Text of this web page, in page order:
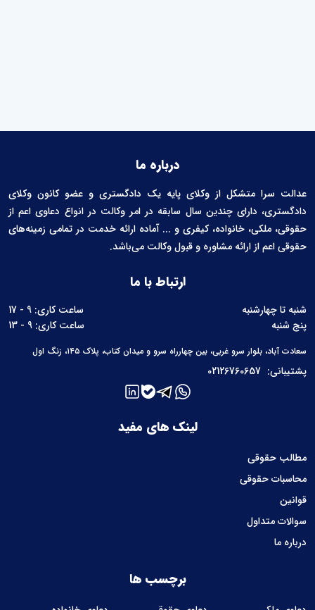
درباره ما
عدالت سرا متشکل از وکلای پایه یک دادگستری و عضو کانون وکلای
دادگستری، دارای چندین سال سابقه در امر وکالت در انواع دعاوی اعم از
حقوقی، ملکی، خانواده، کیفری و ... آماده ارائه خدمت در تمامی زمینه‌های
حقوقی اعم از ارائه مشاوره و قبول وکالت می‌باشد.
لینک های مفید
مطالب حقوقی
محاسبات حقوقی
قوانین
سوالات متداول
درباره ما
برچسب ها
ارتباط با ما
شنبه تا چهارشنبه
ساعت کاری: 9 - 17
پنج شنبه
ساعت کاری: 9 - 13
سعادت آباد، بلوار سرو غربی، بین چهارراه سرو و میدان کتاب، پلاک ۱۴۵، زنگ اول
پشتیبانی: 02126760657